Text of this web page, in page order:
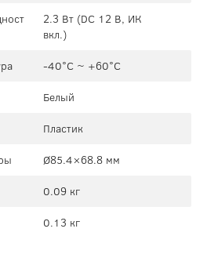
2.3 Вт (DC 12 В, ИК
вкл.)
-40°C ~ +60°C
Белый
Пластик
Ø85.4×68.8 мм
0.09 кг
0.13 кг